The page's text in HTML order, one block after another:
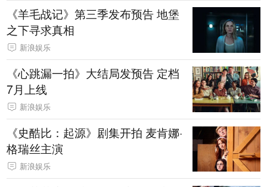
《羊毛战记》第三季发布预告 地堡
之下寻求真相
新浪娱乐
《心跳漏一拍》大结局发预告 定档
7月上线
新浪娱乐
《史酷比：起源》剧集开拍 麦肯娜·
格瑞丝主演
新浪娱乐